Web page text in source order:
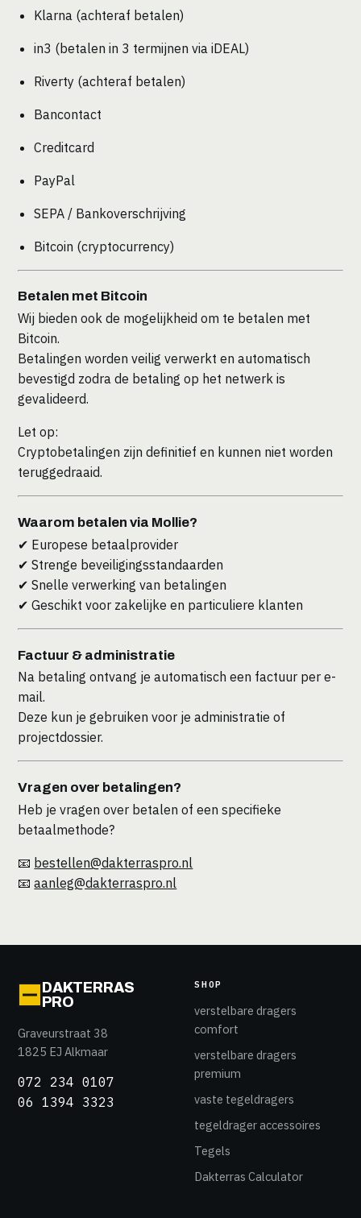
Klarna (achteraf betalen)
in3 (betalen in 3 termijnen via iDEAL)
Riverty (achteraf betalen)
Bancontact
Creditcard
PayPal
SEPA / Bankoverschrijving
Bitcoin (cryptocurrency)
Betalen met Bitcoin
Wij bieden ook de mogelijkheid om te betalen met
Bitcoin.
Betalingen worden veilig verwerkt en automatisch
bevestigd zodra de betaling op het netwerk is
gevalideerd.
Let op:
Cryptobetalingen zijn definitief en kunnen niet worden
teruggedraaid.
Waarom betalen via Mollie?
✔ Europese betaalprovider
✔ Strenge beveiligingsstandaarden
✔ Snelle verwerking van betalingen
✔ Geschikt voor zakelijke en particuliere klanten
Factuur & administratie
Na betaling ontvang je automatisch een factuur per e-
mail.
Deze kun je gebruiken voor je administratie of
projectdossier.
Vragen over betalingen?
Heb je vragen over betalen of een specifieke
betaalmethode?
📧 bestellen@dakterraspro.nl
📧aanleg@dakterraspro.nl
DAKTERRAS
PRO
Graveurstraat 38
1825 EJ Alkmaar
072 234 0107
06 1394 3323
SHOP
verstelbare dragers
comfort
verstelbare dragers
premium
vaste tegeldragers
tegeldrager accessoires
Tegels
Dakterras Calculator